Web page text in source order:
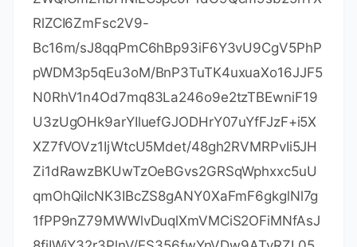
ZW5kZWQiOnRydWV9LHsiY29kZSI6IlBSQiIsI
mZhbGxiYWNrRGF0ZSI6IjIwMjUtMDgtMDEiL
CJwYWlkVXBUbyI6IjIwMjUtMDgtMDEiLCJleH
RlbmRlZCI6dHJ1ZX0seyJjb2RlIjoiUk0iLCJmY
WxsYmFja0RhdGUiOiIyMDI1LTA4LTAxIiwicGF
pZFVwVG8iOiIyMDI1LTA4LTAxIiwiZXh0ZW5k
ZWQiOmZhbHNlfSx7ImNvZGUiOiJQV1MiLCJ
mYWxsYmFja0RhdGUiOiIyMDI1LTA4LTAxIiwic
GFpZFVwVG8iOiIyMDI1LTA4LTAxIiwiZXh0ZW
5kZWQiOnRydWV9XSwibWV0YWRhdGEiOiIw